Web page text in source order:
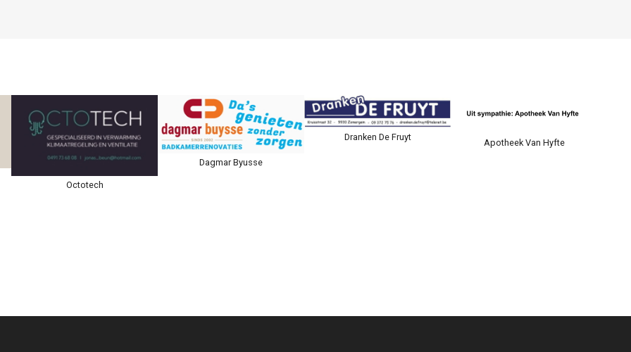
Octotech
Dagmar Byusse
Dranken De Fruyt
Apotheek Van Hyfte